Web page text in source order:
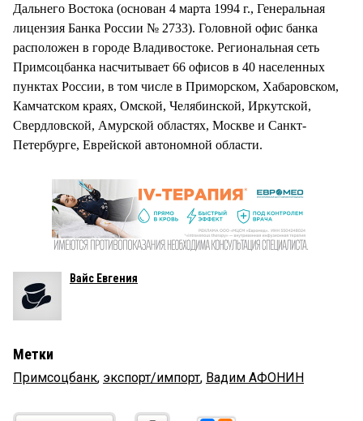
Дальнего Востока (основан 4 марта 1994 г., Генеральная
лицензия Банка России № 2733). Головной офис банка
расположен в городе Владивостоке. Региональная сеть
Примсоцбанка насчитывает 66 офисов в 40 населенных
пунктах России, в том числе в Приморском, Хабаровском,
Камчатском краях, Омской, Челябинской, Иркутской,
Свердловской, Амурской областях, Москве и Санкт-
Петербурге, Еврейской автономной области.
Вайс Евгения
Метки
Примсоцбанк, экспорт/импорт, Вадим АФОНИН